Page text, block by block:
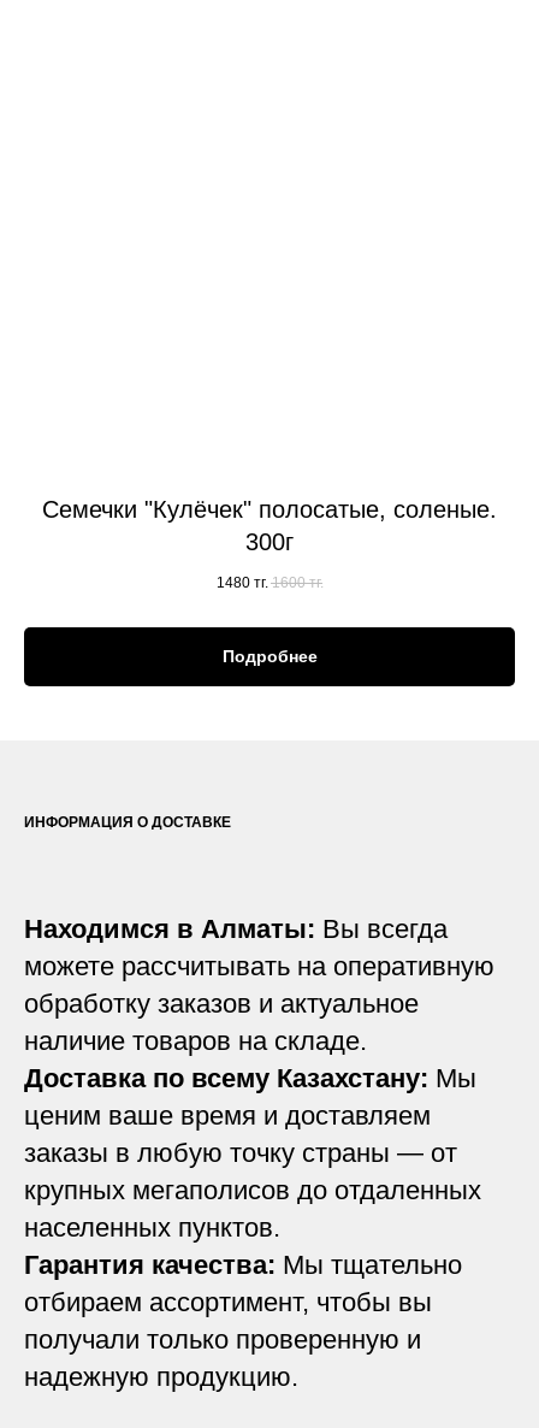
Семечки "Кулёчек" полосатые, соленые.
300г
1480 тг. 1600 тг.
Подробнее
ИНФОРМАЦИЯ О ДОСТАВКЕ
Находимся в Алматы: Вы всегда
можете рассчитывать на оперативную
обработку заказов и актуальное
наличие товаров на складе.
Доставка по всему Казахстану: Мы
ценим ваше время и доставляем
заказы в любую точку страны — от
крупных мегаполисов до отдаленных
населенных пунктов.
Гарантия качества: Мы тщательно
отбираем ассортимент, чтобы вы
получали только проверенную и
надежную продукцию.